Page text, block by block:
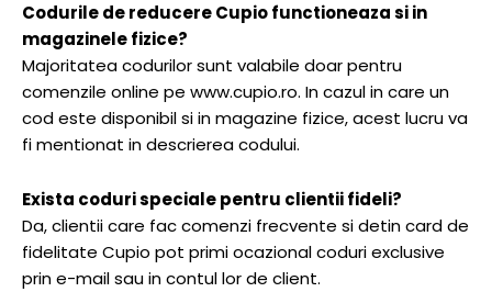
Codurile de reducere Cupio functioneaza si in
magazinele fizice?
Majoritatea codurilor sunt valabile doar pentru
comenzile online pe www.cupio.ro. In cazul in care un
cod este disponibil si in magazine fizice, acest lucru va
fi mentionat in descrierea codului.
Exista coduri speciale pentru clientii fideli?
Da, clientii care fac comenzi frecvente si detin card de
fidelitate Cupio pot primi ocazional coduri exclusive
prin e-mail sau in contul lor de client.